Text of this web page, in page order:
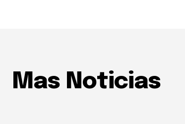
Mas Noticias